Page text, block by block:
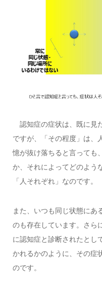
認知症の症状は、既に見
ですが、「その程度」は、
憶が抜け落ちると言っても
か、それによってどのよう
「人それぞれ」なのです。
また、いつも同じ状態にあ
のも存在しています。さら
に認知症と診断されたとし
かれるかのように、その症
のです。